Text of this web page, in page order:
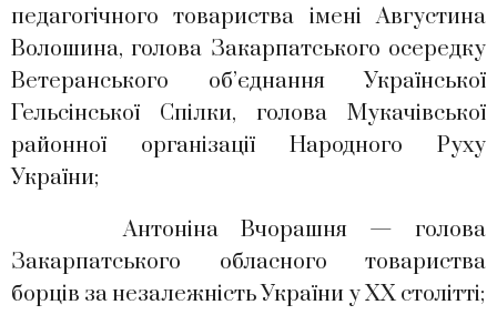
педагогічного товариства імені Августина
Волошина, голова Закарпатського осередку
Ветеранського об’єднання Української
Гельсінської Спілки, голова Мукачівської
районної організації Народного Руху
України;
Антоніна Вчорашня — голова
Закарпатського обласного товариства
борців за незалежність України у ХХ столітті;